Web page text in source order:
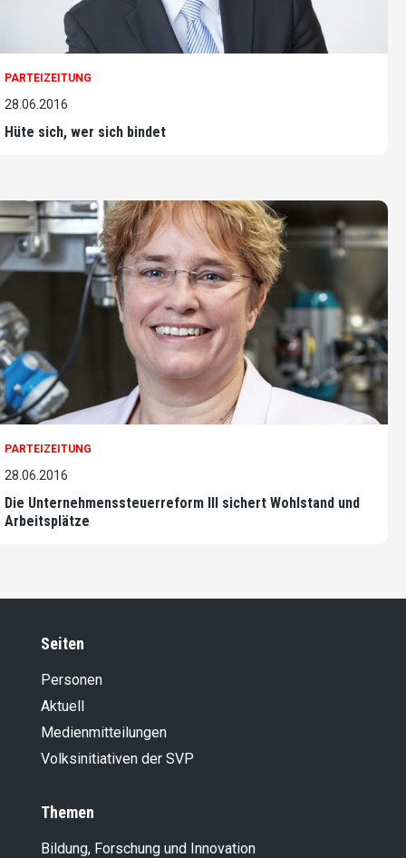
PARTEIZEITUNG
28.06.2016
Hüte sich, wer sich bindet
PARTEIZEITUNG
28.06.2016
Die Unternehmenssteuerreform III sichert Wohlstand und
Arbeitsplätze
Seiten
Personen
Aktuell
Medienmitteilungen
Volksinitiativen der SVP
Themen
Bildung, Forschung und Innovation